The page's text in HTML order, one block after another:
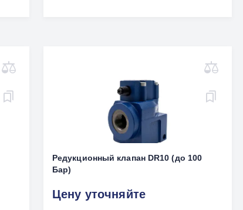
Редукционный клапан DR10 (до 100
Бар)
Цену уточняйте